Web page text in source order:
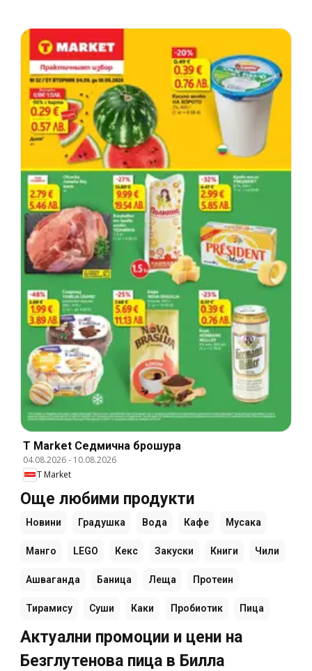
T Market Cедмична брошура
04.08.2026- 10.08.2026
T Market
Още любими продукти
Новини Градушка Вода Кафе Мусака
Манго LEGO Кекс Закуски Книги Чили
Ашваганда Баница Леща Протеин
Тирамису Суши Каки Пробиотик Пица
Актуални промоции и цени на
Безглутенова пица в Билла